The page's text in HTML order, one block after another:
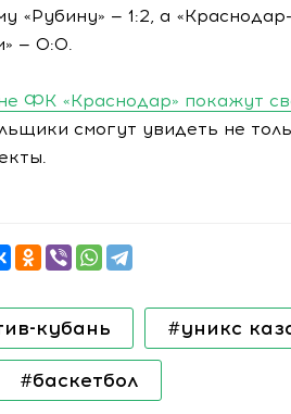
«Рубину» — 1:2, а
— 0:0.
ФК «Краснодар» покажут
смогут увидеть не
кубань #уникс
#баскетбол